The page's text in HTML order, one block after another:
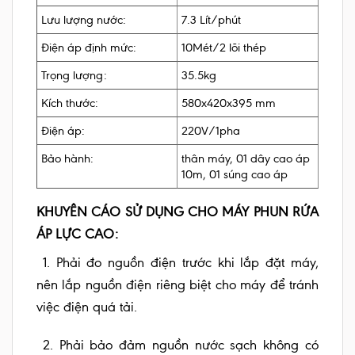
Lưu lượng nước:
7.3 Lít/phút
Điện áp định mức:
10Mét/2 lõi thép
Trọng lượng:
35.5kg
Kích thước:
580x420x395 mm
Điện áp:
220V/1pha
Bảo hành:
thân máy, 01 dây cao áp
10m, 01 súng cao áp
KHUYÊN CÁO SỬ DỤNG CHO MÁY PHUN RỨA
ÁP LỰC CAO:
1. Phải đo nguồn điện trước khi lắp đặt máy,
nên lắp nguồn điện riêng biệt cho máy để tránh
việc điện quá tải.
2. Phải bảo đảm nguồn nước sạch không có